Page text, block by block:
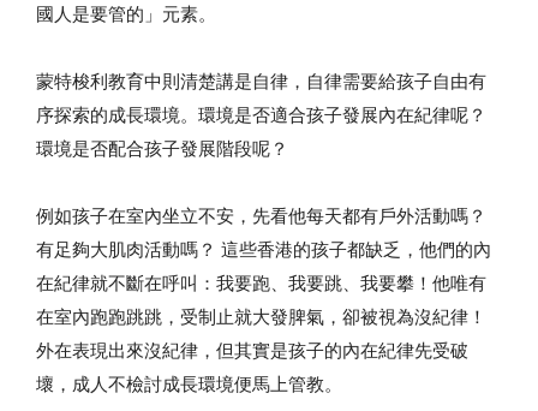
國人是要管的」元素。
蒙特梭利教育中則清楚講是自律，自律需要給孩子自由有
序探索的成長環境。環境是否適合孩子發展內在紀律呢？
環境是否配合孩子發展階段呢？
例如孩子在室內坐立不安，先看他每天都有戶外活動嗎？
有足夠大肌肉活動嗎？ 這些香港的孩子都缺乏，他們的內
在紀律就不斷在呼叫：我要跑、我要跳、我要攀！他唯有
在室內跑跑跳跳，受制止就大發脾氣，卻被視為沒紀律！
外在表現出來沒紀律，但其實是孩子的內在紀律先受破
壞，成人不檢討成長環境便馬上管教。